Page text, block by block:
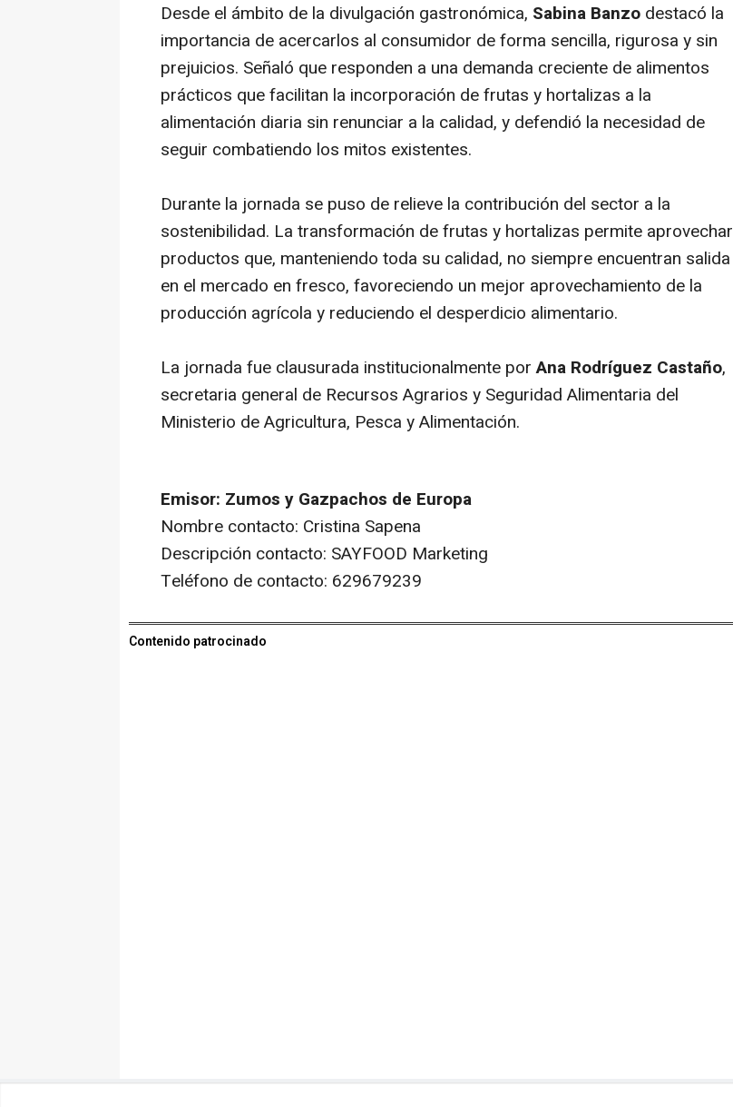
Desde el ámbito de la divulgación gastronómica, Sabina Banzo destacó la
importancia de acercarlos al consumidor de forma sencilla, rigurosa y sin
prejuicios. Señaló que responden a una demanda creciente de alimentos
prácticos que facilitan la incorporación de frutas y hortalizas a la
alimentación diaria sin renunciar a la calidad, y defendió la necesidad de
seguir combatiendo los mitos existentes.
Durante la jornada se puso de relieve la contribución del sector a la
sostenibilidad. La transformación de frutas y hortalizas permite aprovechar
productos que, manteniendo toda su calidad, no siempre encuentran salida
en el mercado en fresco, favoreciendo un mejor aprovechamiento de la
producción agrícola y reduciendo el desperdicio alimentario.
La jornada fue clausurada institucionalmente porAna Rodríguez Castaño,
secretaria general de Recursos Agrarios y Seguridad Alimentaria del
Ministerio de Agricultura, Pesca y Alimentación.
Emisor: Zumos y Gazpachos de Europa
Nombre contacto: Cristina Sapena
Descripción contacto: SAYFOOD Marketing
Teléfono de contacto: 629679239
Contenido patrocinado